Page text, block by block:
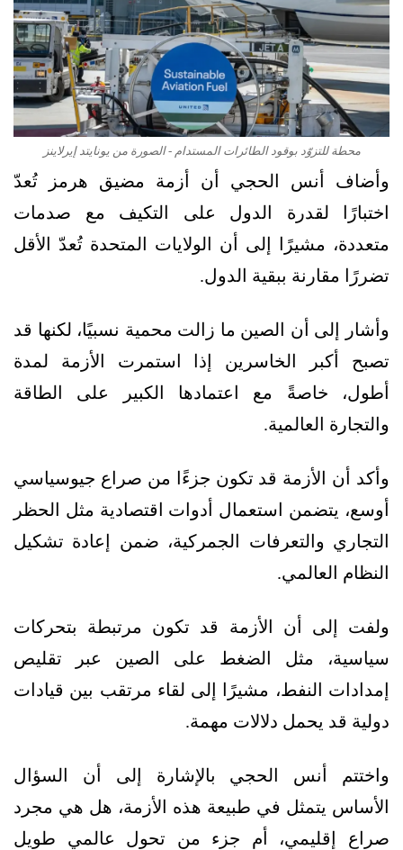
محطة للتزوّد بوقود الطائرات المستدام - الصورة من يونايتد إيرلاينز
وأضاف أنس الحجي أن أزمة مضيق هرمز تُعدّ
اختبارًا لقدرة الدول على التكيف مع صدمات
متعددة، مشيرًا إلى أن الولايات المتحدة تُعدّ الأقل
تضررًا مقارنة ببقية الدول.
وأشار إلى أن الصين ما زالت محمية نسبيًا، لكنها قد
تصبح أكبر الخاسرين إذا استمرت الأزمة لمدة
أطول، خاصةً مع اعتمادها الكبير على الطاقة
والتجارة العالمية.
وأكد أن الأزمة قد تكون جزءًا من صراع جيوسياسي
أوسع، يتضمن استعمال أدوات اقتصادية مثل الحظر
التجاري والتعرفات الجمركية، ضمن إعادة تشكيل
النظام العالمي.
ولفت إلى أن الأزمة قد تكون مرتبطة بتحركات
سياسية، مثل الضغط على الصين عبر تقليص
إمدادات النفط، مشيرًا إلى لقاء مرتقب بين قيادات
دولية قد يحمل دلالات مهمة.
واختتم أنس الحجي بالإشارة إلى أن السؤال
الأساس يتمثل في طبيعة هذه الأزمة، هل هي مجرد
صراع إقليمي، أم جزء من تحول عالمي طويل